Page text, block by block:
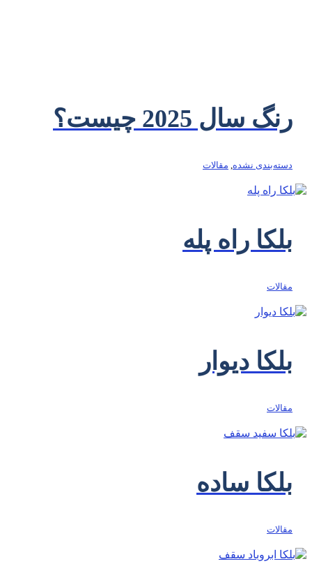
رنگ سال 2025 چیست؟
دسته‌بندی نشده مقالات
بلکا راه پله
مقالات
بلکا دیوار
مقالات
بلکا ساده
مقالات